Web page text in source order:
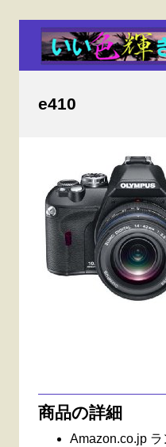
e410
商品の詳細
Amazon.co.jp